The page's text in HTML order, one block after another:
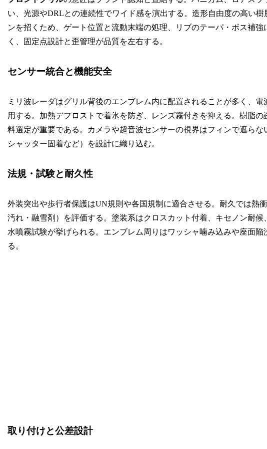
い、光源やDRLとの連続性でワイド感を演出する。造形自由度の高い
ンを招くため、ゲート位置と流動末端の処理、リブのテーパ・ボス補
く、固定点設計と歪管理が品質を左右する。
センサー統合と機能安全
ミリ波レーダはグリル背後のエンブレム内に配置されることが多く、
用する。加熱デフロストで着氷を防ぎ、レンズ霧付きを抑える。樹脂
料選定が重要である。カメラや超音波センサーの視界はフィンで遮らな
シャッター固着など）を設計に織り込む。
法規・試験と耐久性
外装突出や歩行者保護はUN規則や各国規制に適合させる。耐久では熱
汚れ・融雪剤）を評価する。塗装系はクロスカット付着、キセノン耐
水噴霧試験が挙げられる。エンブレム周りはワッシャ噛み込みや座面
る。
取り付けと公差設計